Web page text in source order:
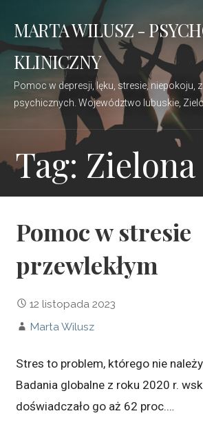
treści
MARTA WILUSZ -
KLINICZNY
Pomoc w depresji, lęku, stresie, niepokoju,
psychicznych. Województwo lubuskie,
Tag:
Pomoc w stresie
przewlekłym
12 listopada 2023
Marta Wilusz
Stres to problem, którego nie
Badania globalne z roku 2020 r.
doświadczało go aż 62 proc.…